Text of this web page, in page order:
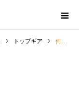
トップギア 何だかさ、